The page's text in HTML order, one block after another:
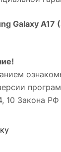
Galaxy A17
10 Закона